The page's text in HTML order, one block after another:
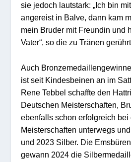
sie jedoch lautstark: „Ich bin
angereist in Balve, dann kam
mein Bruder mit Freundin und
Vater“, so die zu Tränen
Auch
ist seit Kindesbeinen an im
Rene Tebbel schaffte den
Deutschen Meisterschaften,
ebenfalls schon erfolgreich bei
Meisterschaften unterwegs
und 2023 Silber. Die
gewann 2024 die